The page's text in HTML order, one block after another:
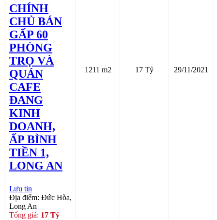
CHÍNH
CHỦ BÁN
GẤP 60
PHÒNG
TRỌ VÀ
QUÁN
CAFE
ĐANG
KINH
DOANH,
ẤP BÌNH
TIỀN 1,
LONG AN
Lưu tin
Địa điểm: Đức Hòa,
Long An
Tổng giá: 17 Tỷ
1211 m2 17 Tỷ 29/11/2021